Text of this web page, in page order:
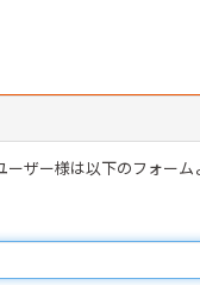
ザー様は以下のフォー